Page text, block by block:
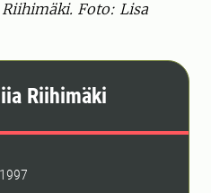
Foto: Lisa
Riihimäki